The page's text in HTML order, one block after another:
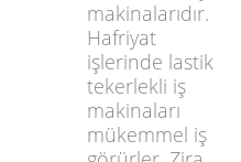
makinalarıdır.
Hafriyat
işlerinde lastik
tekerlekli iş
makinaları
mükemmel iş